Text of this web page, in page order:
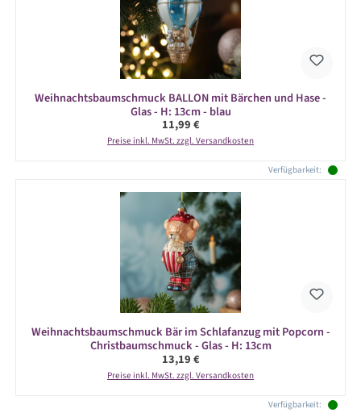
Weihnachtsbaumschmuck BALLON mit Bärchen und Hase -
Glas - H: 13cm - blau
Regulärer Preis:
11,99 €
Preise inkl. MwSt. zzgl. Versandkosten
Verfügbarkeit:
Weihnachtsbaumschmuck Bär im Schlafanzug mit Popcorn -
Christbaumschmuck - Glas - H: 13cm
Regulärer Preis:
13,19 €
Preise inkl. MwSt. zzgl. Versandkosten
Verfügbarkeit: